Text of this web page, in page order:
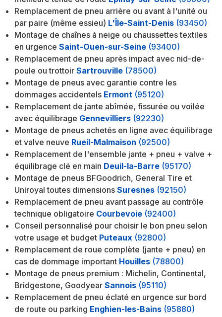
Remplacement de pneu arrière ou avant à l'unité ou
par paire (même essieu) L'Île-Saint-Denis (93450)
Montage de chaînes à neige ou chaussettes textiles
en urgence Saint-Ouen-sur-Seine (93400)
Remplacement de pneu après impact avec nid-de-
poule ou trottoir Sartrouville (78500)
Montage de pneus avec garantie contre les
dommages accidentels Ermont (95120)
Remplacement de jante abîmée, fissurée ou voilée
avec équilibrage Gennevilliers (92230)
Montage de pneus achetés en ligne avec équilibrage
et valve neuve Rueil-Malmaison (92500)
Remplacement de l'ensemble jante + pneu + valve +
équilibrage clé en main Deuil-la-Barre (95170)
Montage de pneus BFGoodrich, General Tire et
Uniroyal toutes dimensions Suresnes (92150)
Remplacement de pneu avant passage au contrôle
technique obligatoire Courbevoie (92400)
Conseil personnalisé pour choisir le bon pneu selon
votre usage et budget Puteaux (92800)
Remplacement de roue complète (jante + pneu) en
cas de dommage important Houilles (78800)
Montage de pneus premium : Michelin, Continental,
Bridgestone, Goodyear Sannois (95110)
Remplacement de pneu éclaté en urgence sur bord
de route ou parking Enghien-les-Bains (95880)